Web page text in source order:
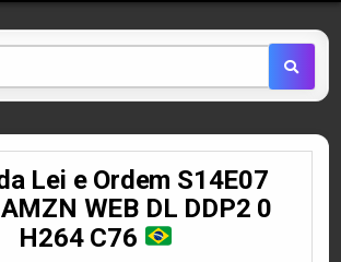
Lei e Ordem S14E07
WEB DL DDP2 0
H264 C76